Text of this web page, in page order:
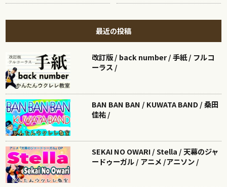
最近の投稿
改訂版 / back number / 手紙 / フルコ
ーラス /
BAN BAN BAN / KUWATA BAND / 桑田
佳祐 /
SEKAI NO OWARI / Stella / 天幕のジャ
ードゥーガル / アニメ /アニソン /